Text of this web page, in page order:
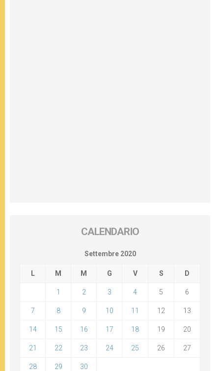
CALENDARIO
Settembre 2020
L M M G V S D
1 2 3 4 5 6
7 8 9 10 11 12 13
14 15 16 17 18 19 20
21 22 23 24 25 26 27
28 29 30